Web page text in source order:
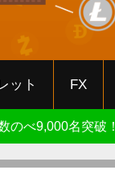
ット FX
のべ9,000名突破！